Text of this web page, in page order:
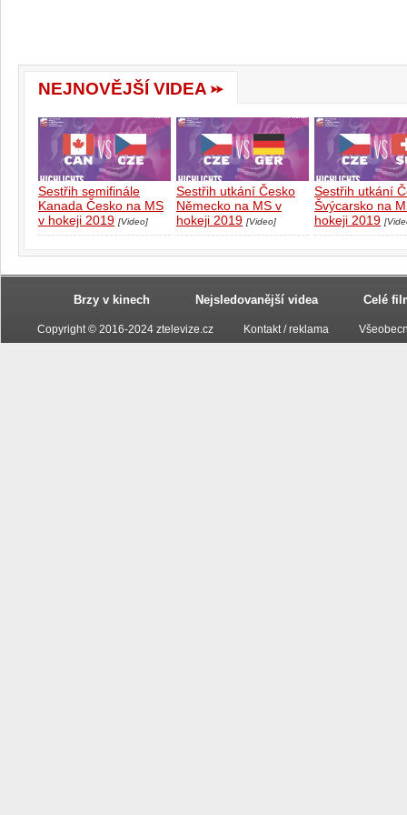
NEJNOVĚJŠÍ VIDEA
Sestřih semifinále
Kanada Česko na MS
v hokeji 2019 [Video]
Sestřih utkání Česko
Německo na MS v
hokeji 2019 [Video]
Sestřih utkání
Švýcarsko na
hokeji 2019
Brzy v kinech Nejsledovanější videa Celé
Copyright © 2016-2024 ztelevize.cz Kontakt / reklama